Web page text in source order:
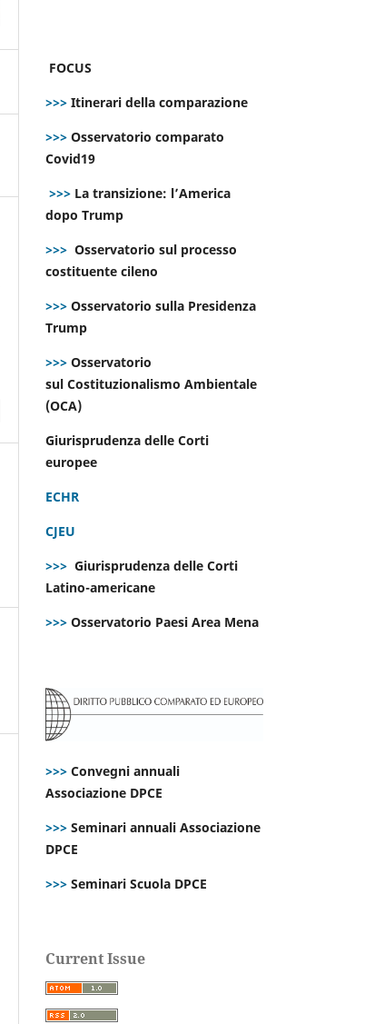
FOCUS
>>> Itinerari della comparazione
>>> Osservatorio comparato
Covid19
>>> La transizione: l’America
dopo Trump
>>> Osservatorio sul processo
costituente cileno
>>> Osservatorio sulla Presidenza
Trump
>>> Osservatorio
sul Costituzionalismo Ambientale
(OCA)
Giurisprudenza delle Corti
europee
ECHR
CJEU
>>> Giurisprudenza delle Corti
Latino-americane
>>> Osservatorio Paesi Area Mena
>>> Convegni annuali
Associazione DPCE
>>> Seminari annuali Associazione
DPCE
>>> Seminari Scuola DPCE
Current Issue